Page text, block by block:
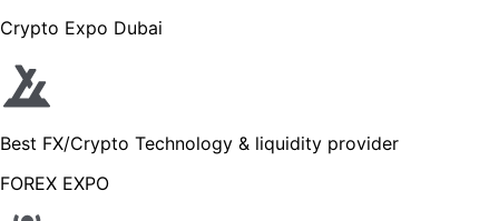
Crypto Expo Dubai
Best FX/Crypto Technology & liquidity provider
FOREX EXPO